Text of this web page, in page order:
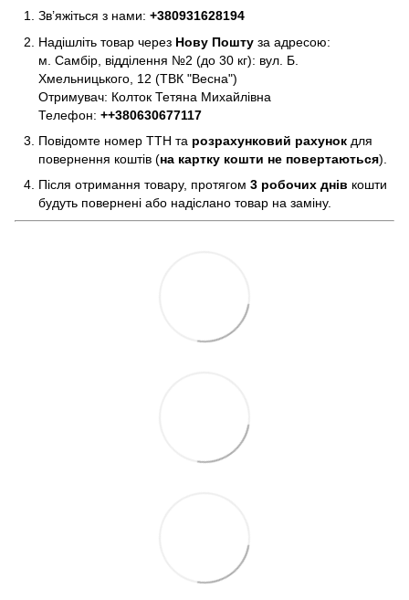
Зв’яжіться з нами: +380931628194
Надішліть товар через Нову Пошту за адресою:
м. Самбір, відділення №2 (до 30 кг): вул. Б.
Хмельницького, 12 (ТВК "Весна")
Отримувач: Колток Тетяна Михайлівна
Телефон: ++380630677117
Повідомте номер ТТН та розрахунковий рахунок для
повернення коштів (на картку кошти не повертаються).
Після отримання товару, протягом 3 робочих днів кошти
будуть повернені або надіслано товар на заміну.